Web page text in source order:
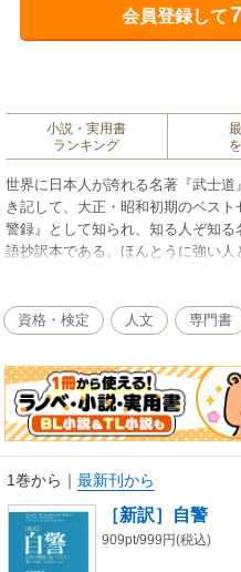
会員登録して
小説・実用書
ランキング
世界に日本人が誇れる名著『武士
き記して、大正・昭和初期のベス
警録』として知られ、知る人ぞ知
語抄訳本である。ほんとうに強い人
には、どうした心構えが必要なの
したらいいか。自分の「理想」とど
き、実現をするための方法とは・
レベルで生きるために必要なこと
化が進む現代日本においても、そ
生を着実に、しかも確実に前進さ
資格・検定 人文 専門書
1巻から ｜ 最新刊から
［新訳］自警
909pt/999円(税込)